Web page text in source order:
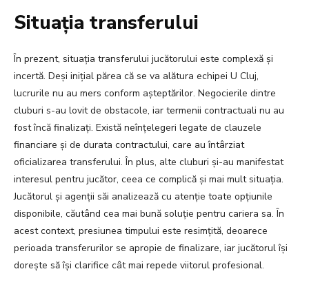
Situația transferului
În prezent, situația transferului jucătorului este complexă și
incertă. Deși inițial părea că se va alătura echipei U Cluj,
lucrurile nu au mers conform așteptărilor. Negocierile dintre
cluburi s-au lovit de obstacole, iar termenii contractuali nu au
fost încă finalizați. Există neînțelegeri legate de clauzele
financiare și de durata contractului, care au întârziat
oficializarea transferului. În plus, alte cluburi și-au manifestat
interesul pentru jucător, ceea ce complică și mai mult situația.
Jucătorul și agenții săi analizează cu atenție toate opțiunile
disponibile, căutând cea mai bună soluție pentru cariera sa. În
acest context, presiunea timpului este resimțită, deoarece
perioada transferurilor se apropie de finalizare, iar jucătorul își
dorește să își clarifice cât mai repede viitorul profesional.